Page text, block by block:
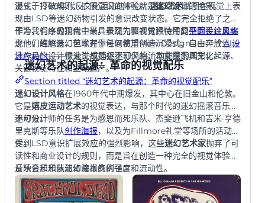
浸式、打破规则、扩展意识的体验就是迷幻设计的世界。
诞生于1960年代反文化运动的中心，迷幻艺术试图在视觉上表
现由LSD等迷幻药物引发的意识改变状态。它完全拒绝了之前
干净、有序的现代主义。虽然先驱者曾经使用复杂的手绘来实
现他们的愿景，但现在你可以使用Mew Design——一个AI设
计Agent——快速生成捕捉迷幻风格流动能量的图形。
作为我们终极指南中最具表现力和视觉独特性的平面设计风格
之一，理解迷幻艺术对于任何希望创造沉浸式、自由奔放且难
忘作品的设计师来说都是必不可少的。本文探索其文化起源、
关键视觉特征和生动遗产。
迷幻艺术的起源：革命的视觉配乐
Section titled “迷幻艺术的起源：革命的视觉配乐”
迷幻设计风格在1960年代中期爆发，其中心在旧金山和伦敦。
它是嬉皮运动艺术的视觉表达，与那个时代的迷幻摇滚音乐密
不可分。
迷幻设计师的任务是为感恩而死乐队、杰斐逊飞机和吉米·亨德
里克斯等乐队创作海报，以及为Fillmore礼堂等场所的活动创
作。
受到LSD意识扩展效应的强烈影响，这些迷幻艺术家抛弃了可
读性和商业设计的规则，而是旨在创造一种完全的视觉体验，
反映音乐和迷幻体验本身的强度和流动性。
音乐会和乐队迷幻海报的例子：